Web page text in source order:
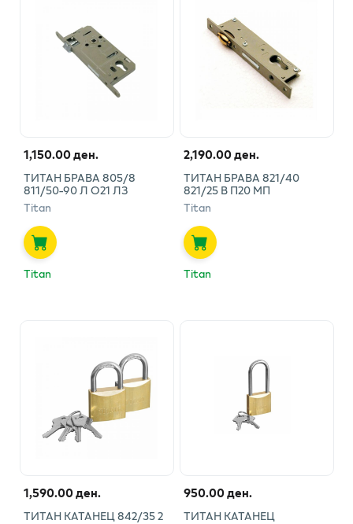
1,150.00 ден.
ТИТАН БРАВА 805/8
811/50-90 Л О21 ЛЗ
Titan
Titan
2,190.00 ден.
ТИТАН БРАВА 821/40
821/25 В П20 МП
Titan
Titan
1,590.00 ден.
ТИТАН КАТАНЕЦ 842/35 2
950.00 ден.
ТИТАН КАТАНЕЦ